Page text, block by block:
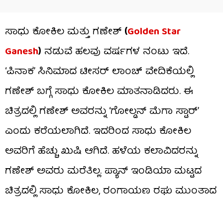
ಸಾಧು ಕೋಕಿಲ ಮತ್ತು ಗಣೇಶ್ (Golden Star
Ganesh) ನಡುವೆ ಹಲವು ವರ್ಷಗಳ ನಂಟು ಇದೆ.
‘ಪಿನಾಕ’ ಸಿನಿಮಾದ ಟೀಸರ್ ಲಾಂಚ್ ವೇದಿಕೆಯಲ್ಲಿ
ಗಣೇಶ್ ಬಗ್ಗೆ ಸಾಧು ಕೋಕಿಲ ಮಾತನಾಡಿದರು. ಈ
ಚಿತ್ರದಲ್ಲಿ ಗಣೇಶ್ ಅವರನ್ನು ‘ಗೋಲ್ಡನ್ ಮೆಗಾ ಸ್ಟಾರ್’
ಎಂದು ಕರೆಯಲಾಗಿದೆ. ಇದರಿಂದ ಸಾಧು ಕೋಕಿಲ
ಅವರಿಗೆ ಹೆಚ್ಚು ಖುಷಿ ಆಗಿದೆ. ಹಳೆಯ ಕಲಾವಿದರನ್ನು
ಗಣೇಶ್ ಅವರು ಮರೆತಿಲ್ಲ. ಪ್ಯಾನ್ ಇಂಡಿಯಾ ಮಟ್ಟದ
ಚಿತ್ರದಲ್ಲಿ ಸಾಧು ಕೋಕಿಲ, ರಂಗಾಯಣ ರಘು ಮುಂತಾದ